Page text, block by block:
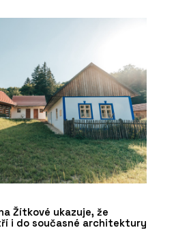
Žítkové ukazuje, že
i do současné architektury